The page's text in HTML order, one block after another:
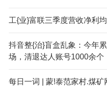
工{业}富联三季度营收净利
抖音整{治}盲盒乱象：今年
场，清退达人账号1000余个
每日一词 | 蒙!泰范家村.煤矿